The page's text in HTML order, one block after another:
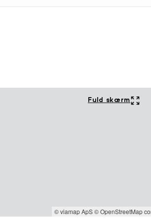
Fuld skærm
© viamap ApS© OpenStreetMap